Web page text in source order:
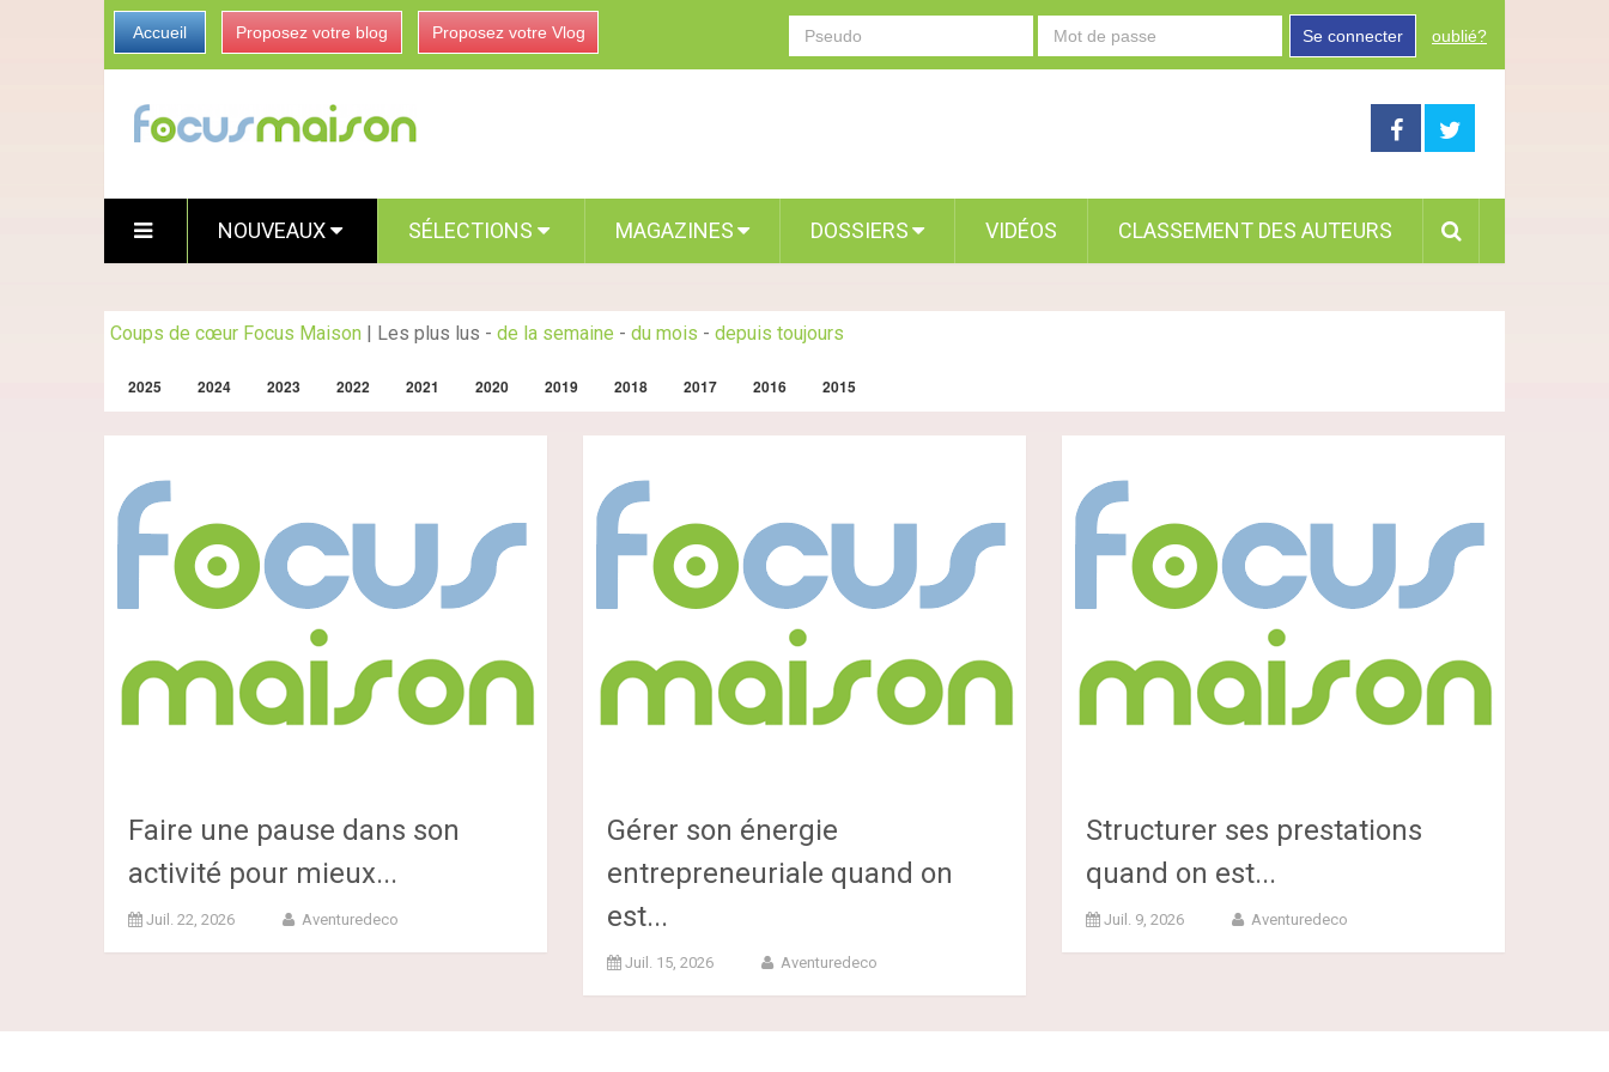
Accueil Proposez votre blog Proposez votre Vlog Se connecter oublié?
NOUVEAUX SÉLECTIONS MAGAZINES DOSSIERS VIDÉOS CLASSEMENT DES AUTEURS
Coups de cœur Focus Maison | Les plus lus - de la semaine - du mois - depuis toujours
2025 2024 2023 2022 2021 2020 2019 2018 2017 2016 2015
Faire une pause dans son
activité pour mieux...
Juil. 22, 2026 Aventuredeco
Gérer son énergie
entrepreneuriale quand on
est...
Juil. 15, 2026 Aventuredeco
Structurer ses prestations
quand on est...
Juil. 9, 2026 Aventuredeco